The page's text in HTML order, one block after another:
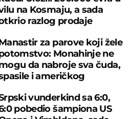
na Kosmaju, a sada
razlog prodaje
za parove koji žele
Monahinje ne
da nabroje sva čuda,
i američkog
vunderkind sa 6:0,
pobedio šampiona US